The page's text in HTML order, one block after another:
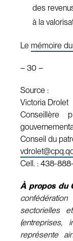
des
à la
Le mémoire
– 30 –
Source :
Victoria Drolet
Conseillère
Conseil du
Cell. : 438-
À propos du
sectorielles
(entreprises,
représente